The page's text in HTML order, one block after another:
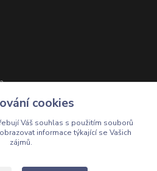
975
8-14 hod.cookies
Váš souhlas s použitím souborů
informace týkající se Vašich
zájmů.